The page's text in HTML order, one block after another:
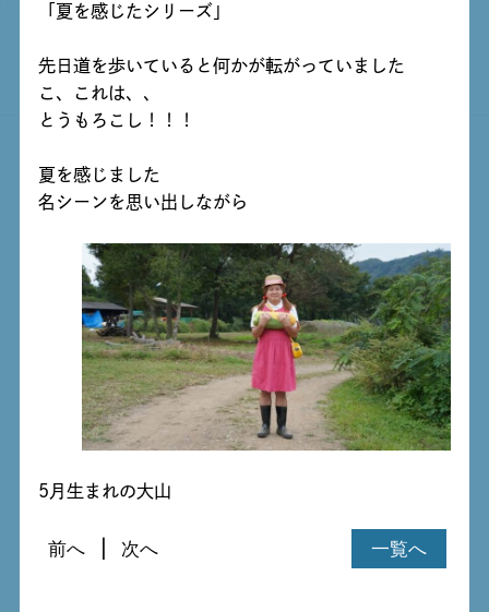
「夏を感じたシリーズ」
先日道を歩いていると何かが転がっていました
こ、これは、、
とうもろこし！！！
夏を感じました
名シーンを思い出しながら
5月生まれの大山
一覧へ
前へ 次へ